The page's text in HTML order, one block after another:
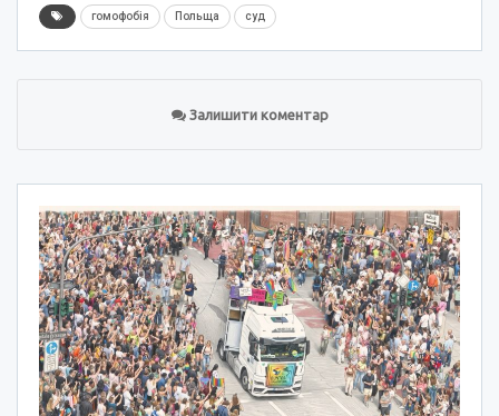
гомофобія Польща суд
Залишити коментар